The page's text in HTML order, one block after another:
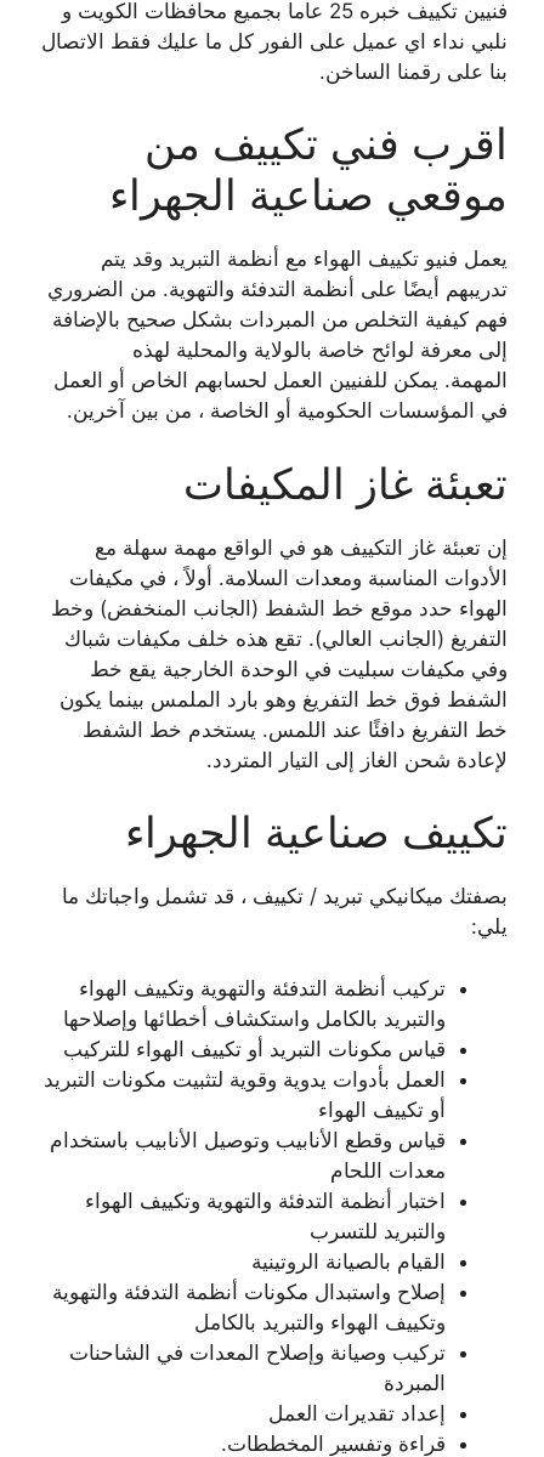
فنيين تكييف خبره 25 عاما بجميع محافظات الكويت و
نلبي نداء اي عميل على الفور كل ما عليك فقط الاتصال
بنا على رقمنا الساخن.
اقرب فني تكييف من
موقعي صناعية الجهراء
يعمل فنيو تكييف الهواء مع أنظمة التبريد وقد يتم
تدريبهم أيضًا على أنظمة التدفئة والتهوية. من الضروري
فهم كيفية التخلص من المبردات بشكل صحيح بالإضافة
إلى معرفة لوائح خاصة بالولاية والمحلية لهذه
المهمة. يمكن للفنيين العمل لحسابهم الخاص أو العمل
في المؤسسات الحكومية أو الخاصة ، من بين آخرين.
تعبئة غاز المكيفات
إن تعبئة غاز التكييف هو في الواقع مهمة سهلة مع
الأدوات المناسبة ومعدات السلامة. أولاً ، في مكيفات
الهواء حدد موقع خط الشفط (الجانب المنخفض) وخط
التفريغ (الجانب العالي). تقع هذه خلف مكيفات شباك
وفي مكيفات سبليت في الوحدة الخارجية يقع خط
الشفط فوق خط التفريغ وهو بارد الملمس بينما يكون
خط التفريغ دافئًا عند اللمس. يستخدم خط الشفط
لإعادة شحن الغاز إلى التيار المتردد.
تكييف صناعية الجهراء
بصفتك ميكانيكي تبريد / تكييف ، قد تشمل واجباتك ما
يلي:
تركيب أنظمة التدفئة والتهوية وتكييف الهواء
والتبريد بالكامل واستكشاف أخطائها وإصلاحها
قياس مكونات التبريد أو تكييف الهواء للتركيب
العمل بأدوات يدوية وقوية لتثبيت مكونات التبريد
أو تكييف الهواء
قياس وقطع الأنابيب وتوصيل الأنابيب باستخدام
معدات اللحام
اختبار أنظمة التدفئة والتهوية وتكييف الهواء
والتبريد للتسرب
القيام بالصيانة الروتينية
إصلاح واستبدال مكونات أنظمة التدفئة والتهوية
وتكييف الهواء والتبريد بالكامل
تركيب وصيانة وإصلاح المعدات في الشاحنات
المبردة
إعداد تقديرات العمل
قراءة وتفسير المخططات.